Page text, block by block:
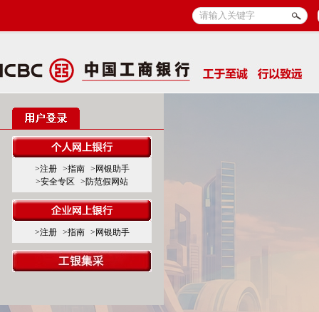
>注册 >指南
>网银助手
>安全专区
>防范假网站
>注册 >指南 >网银助手